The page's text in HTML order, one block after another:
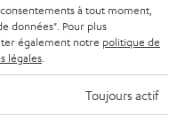
à tout moment,
données". Pour plus
également notre politique de
légales
Toujours actif